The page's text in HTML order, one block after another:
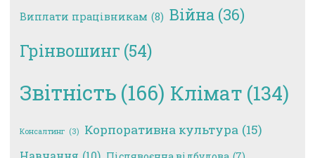
Виплати працівникам (8) Війна (36)
Грінвошинг (54)
Звітність (166) Клімат (134)
Консалтинг (3) Корпоративна культура (15)